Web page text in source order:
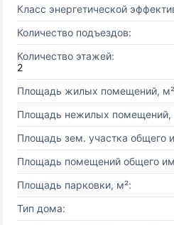
Класс энергетической
Количество подъездов:
Количество этажей:
2
Площадь жилых помещений,
Площадь нежилых помещений,
Площадь зем. участка общего
Площадь помещений общего
Площадь парковки, м²:
Тип дома: